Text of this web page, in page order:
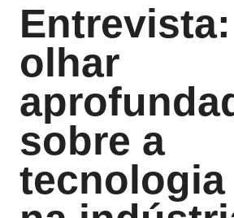
olhar
sobre a
tecnologia